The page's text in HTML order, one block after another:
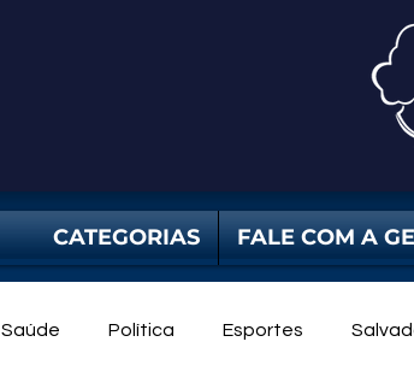
CATEGORIAS FALE COM A
Saúde Política Esportes